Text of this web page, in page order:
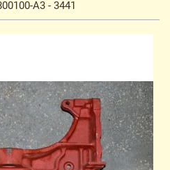
А3 - 3441